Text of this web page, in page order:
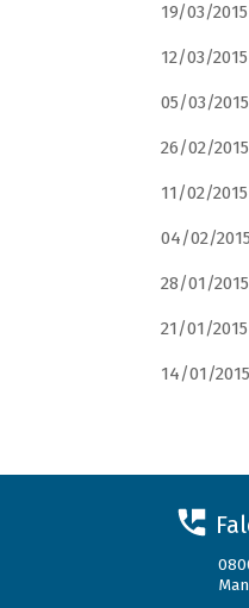
19/03/
12/03/
05/03/
26/02/
11/02/
04/02/
28/01/
21/01/
14/01/